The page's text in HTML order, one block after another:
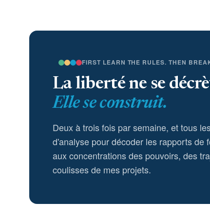
FIRST LEARN THE RULES. THEN
La liberté ne se
Elle se construit.
Deux à trois fois par semaine, et tous
d'analyse pour décoder les rapports de
aux concentrations des pouvoirs, des
coulisses de mes projets.